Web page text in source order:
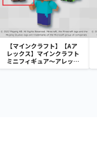
【マインクラフト】【Aア
レックス】マインクラフト
ミニフィギュア～アレック
ス・スティーブ・クリーパ